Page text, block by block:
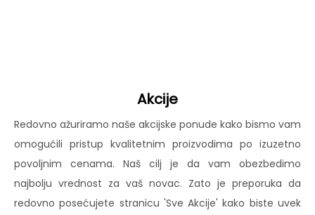
Akcije
Redovno ažuriramo naše akcijske ponude kako bismo vam
omogućili pristup kvalitetnim proizvodima po izuzetno
povoljnim cenama. Naš cilj je da vam obezbedimo
najbolju vrednost za vaš novac. Zato je preporuka da
redovno posećujete stranicu 'Sve Akcije' kako biste uvek